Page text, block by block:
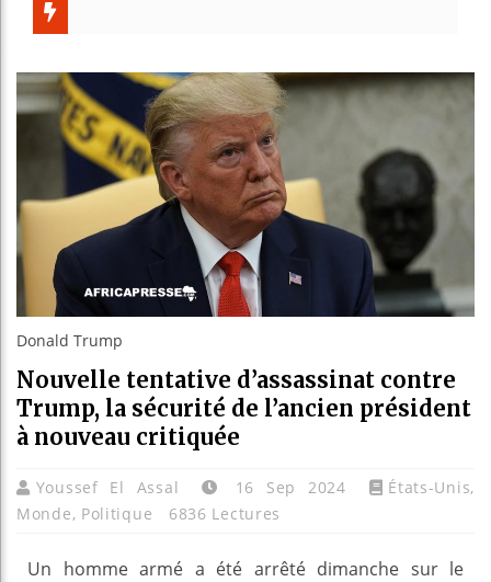
Tunisie
Ceuta
Donald Trump
Nouvelle tentative d’assassinat contre
Trump, la sécurité de l’ancien président
à nouveau critiquée
Youssef El Assal 16 Sep 2024 États-Unis,
Monde, Politique 6836 Lectures
Un homme armé a été arrêté dimanche sur le